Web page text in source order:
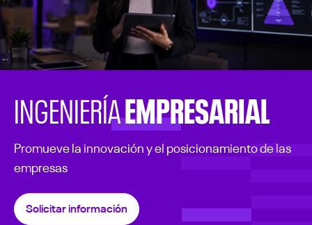
INGENIERÍAEMPRESARIAL
Promueve la innovación y el posicionamiento de las
empresas
Solicitar información